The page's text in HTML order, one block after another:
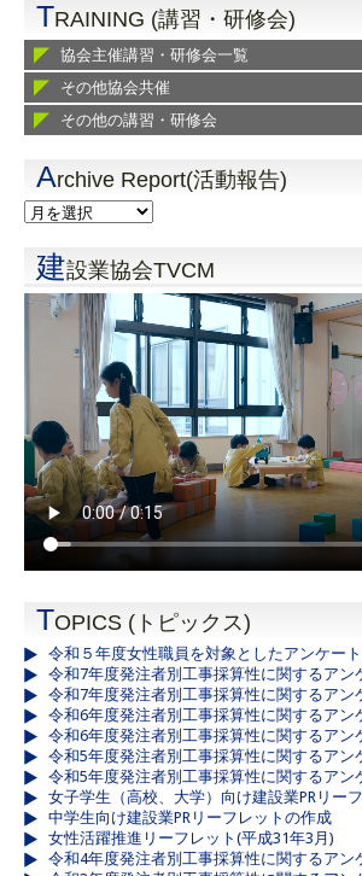
TRAINING (講習・研修会)
協会主催講習・研修会一覧
その他協会共催
その他の講習・研修会
Archive Report(活動報告)
建設業協会TVCM
TOPICS (トピックス)
令和５年度女性職員を対象としたアンケー
令和7年度発注者別工事採算性に関するアン
令和7年度発注者別工事採算性に関するアン
令和6年度発注者別工事採算性に関するアン
令和6年度発注者別工事採算性に関するアン
令和5年度発注者別工事採算性に関するアン
令和5年度発注者別工事採算性に関するアン
女子学生（高校、大学）向け建設業PRリー
中学生向け建設業PRリーフレットの作成
女性活躍推進リーフレット(平成31年3月)
令和4年度発注者別工事採算性に関するアン